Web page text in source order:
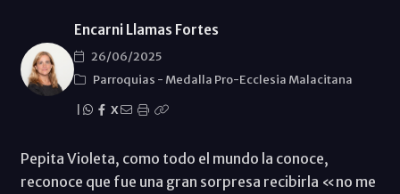
Encarni Llamas Fortes
26/06/2025
Parroquias - Medalla Pro-Ecclesia Malacitana
X
Pepita Violeta, como todo el mundo la conoce,
reconoce que fue una gran sorpresa recibirla «no me